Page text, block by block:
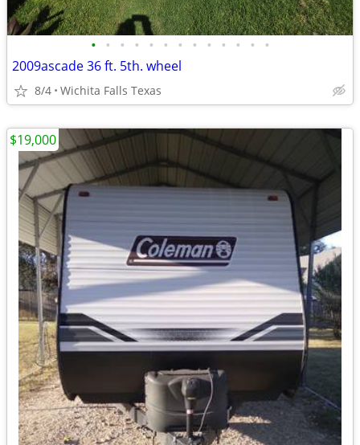
• • • • • • • • • • • • •
2009ascade 36 ft. 5th. wheel
8/4 Wichita Falls Texas
$19,000